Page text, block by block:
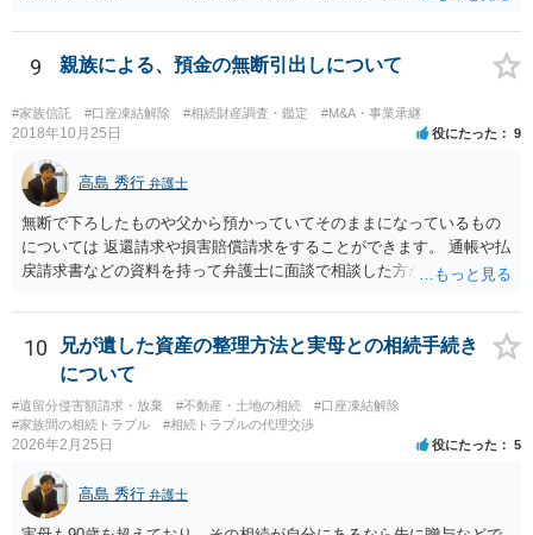
ています。 やはり、成人した子のことまでごちゃごちゃ考えず、自分
の事だけ考えるべきなのでしょうか ・・・お子さんの事をまで含め良
と親子関係を結びたいと思っているが、名字は変えたくない・・・養
子縁組の必要があり 氏も変更することになります。 しかし 彼は成人
しているとは言え、自分の子と私の連れ子、全て平等にしたいと希
望。もちろん私もそうできればと思います。 ・・・婚姻前の契約 あ
るいは 遺言書などで その意思を実現する方法はあります。 弁護
士に相談してみてください。
9 親族による、預金の無断引出しについて
#家族信託 #口座凍結解除 #相続財産調査・鑑定 #M&A・事業承継
2018年10月25日 役にたった 9
高島 秀行 弁護士
無断で下ろしたものや父から預かっていてそのままになっているもの
については 返還請求や損害賠償請求をすることができます。 通帳や払
戻請求書などの資料を持って弁護士に面談で相談した方がよいと思い
10
兄が遺した資産の整理方法と実母との相続手続き
について
#遺留分侵害額請求・放棄 #不動産・土地の相続
#口座凍結解除
#家族間の相続トラブル
#相続トラブルの代理交渉
2026年2月25日 役にたった 5
高島 秀行 弁護士